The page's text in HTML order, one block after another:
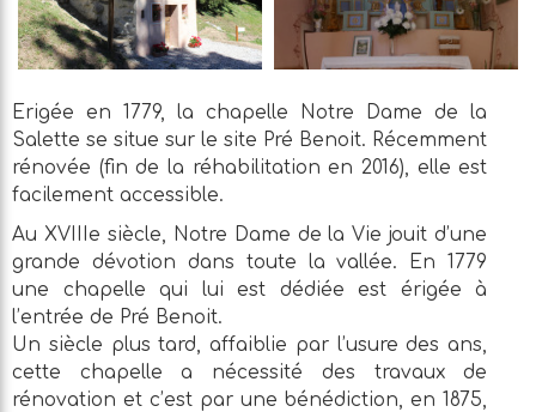
Erigée en 1779, la chapelle Notre Dame de la
Salette se situe sur le site Pré Benoit. Récemment
rénovée (fin de la réhabilitation en 2016), elle est
facilement accessible.
Au XVIIIe siècle, Notre Dame de la Vie jouit d’une
grande dévotion dans toute la vallée. En 1779
une chapelle qui lui est dédiée est érigée à
l’entrée de Pré Benoit.
Un siècle plus tard, affaiblie par l’usure des ans,
cette chapelle a nécessité des travaux de
rénovation et c’est par une bénédiction, en 1875,